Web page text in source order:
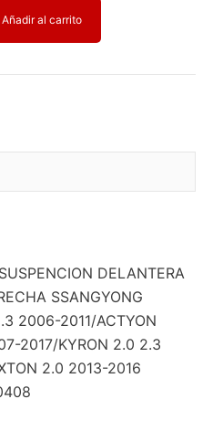
ACTYON
KYRON
Añadir al carrito
DELANTERA
SSANGYONG
2006-2011/ACTYON
2017/KYRON 2.0 2.3
2.0 2013-2016